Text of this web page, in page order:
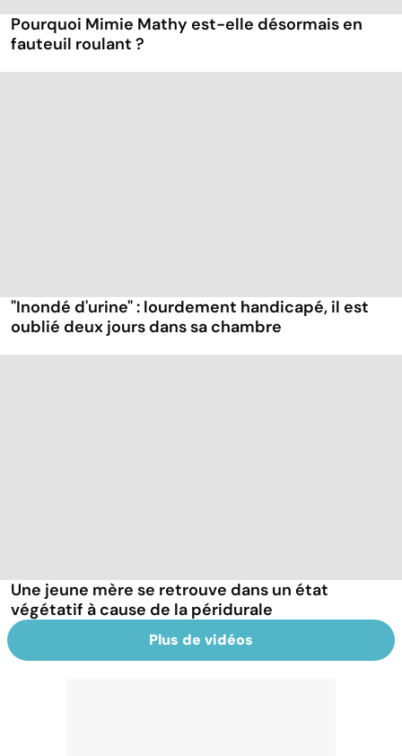
Pourquoi Mimie Mathy est-elle désormais en
fauteuil roulant ?
"Inondé d'urine" : lourdement handicapé, il est
oublié deux jours dans sa chambre
Une jeune mère se retrouve dans un état
végétatif à cause de la péridurale
Plus de vidéos